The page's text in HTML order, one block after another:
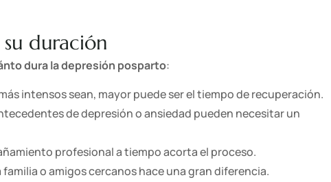
duración
dura la depresión posparto:
intensos sean, mayor puede ser el tiempo de recuperación.
de depresión o ansiedad pueden necesitar un
profesional a tiempo acorta el proceso.
o amigos cercanos hace una gran diferencia.